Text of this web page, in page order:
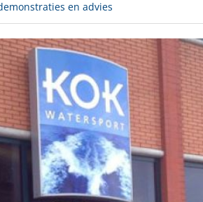
en advies